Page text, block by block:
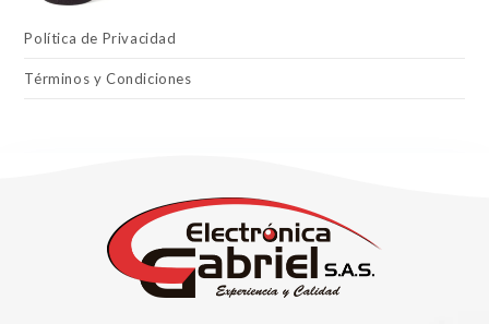
Política de Privacidad
Términos y Condiciones